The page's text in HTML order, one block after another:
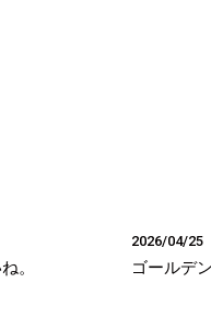
。
2026/04/25
ゴールデ